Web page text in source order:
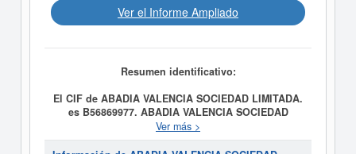
Ver el Informe Ampliado
Resumen identificativo:
El CIF de ABADIA VALENCIA SOCIEDAD LIMITADA.
es B56869977. ABADIA VALENCIA SOCIEDAD
tiene como fecha de creación el día
01/01/2024 y su meta es 1. Las actividades de
Ver más >